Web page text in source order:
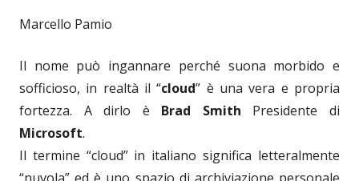
Marcello Pamio
Il nome può ingannare perché suona morbido e
sofficioso, in realtà il “cloud” è una vera e propria
fortezza. A dirlo è Brad Smith Presidente di
Microsoft.
Il termine “cloud” in italiano significa letteralmente